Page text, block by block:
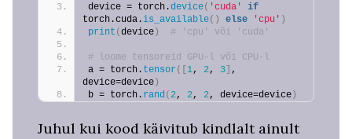
device = torch.device( 'cuda'
if
torch.cuda.is_available() else 'cpu' )
print ( device ) # 'cpu' või 'cuda'
# loome tensoreid GPU-l või CPU-l
a = torch. tensor ([ 1, 2, 3
,
device=device )
b = torch. rand( 2, 2, 2, device=device )
Juhul kui kood käivitub kindlalt ainult